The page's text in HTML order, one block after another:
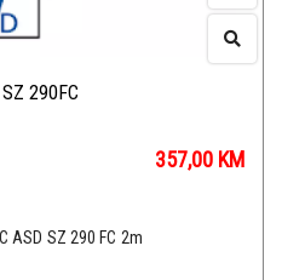
290FC
357,00 KM
ASD SZ 290 FC 2m